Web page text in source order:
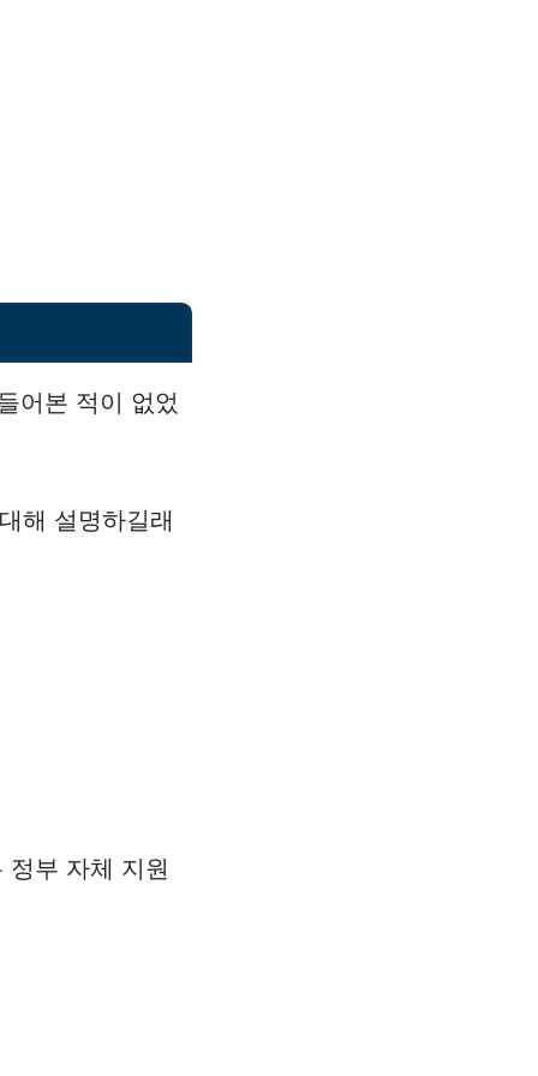
어본 적이 없었
해 설명하길래
부 자체 지원